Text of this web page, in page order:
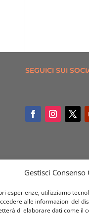
Gestisci Consenso
esperienze, utilizziamo
alle informazioni del
di elaborare dati come il
SEGUICI SUI